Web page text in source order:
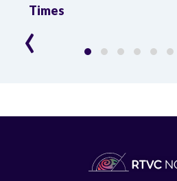
Times
‹